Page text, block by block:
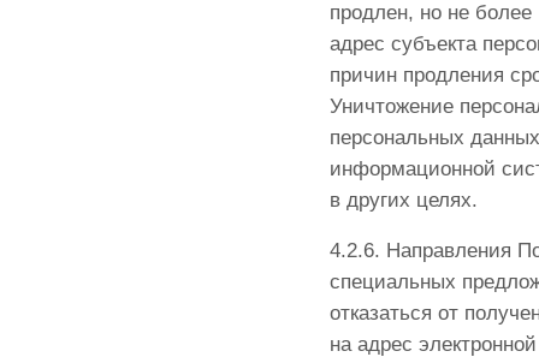
продлен, но не
адрес субъекта
причин продления
Уничтожение
персональных
информационной
в других целях.
4.2.6. Направления
специальных
отказаться от
на адрес